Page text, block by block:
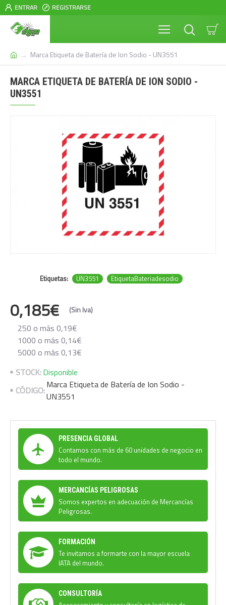
ENTRAR REGISTRARSE
Marca Etiqueta de Batería de Ion Sodio - UN3551
MARCA ETIQUETA DE BATERÍA DE ION SODIO -
UN3551
Etiquetas: UN3551 EtiquetaBateriadesodio
0,185€ (Sin Iva)
250 o más 0,19€
1000 o más 0,14€
5000 o más 0,13€
STOCK:Disponible
CÓDIGO:Marca Etiqueta de Batería de Ion Sodio -
UN3551
PRESENCIA GLOBAL
Contamos con más de 60 unidades de negocio en
todo el mundo.
MERCANCÍAS PELIGROSAS
Somos expertos en adecuación de Mercancías
Peligrosas.
FORMACIÓN
Te invitamos a formarte con la mayor escuela
IATA del mundo.
CONSULTORÍA